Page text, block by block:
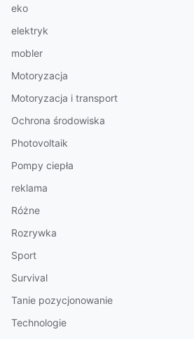
eko
elektryk
mobler
Motoryzacja
Motoryzacja i transport
Ochrona środowiska
Photovoltaik
Pompy ciepła
reklama
Różne
Rozrywka
Sport
Survival
Tanie pozycjonowanie
Technologie